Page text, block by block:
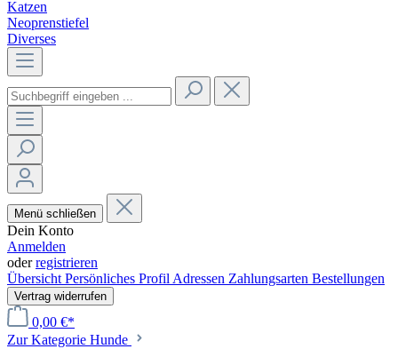
Katzen
Neoprenstiefel
Diverses
Menü schließen
Dein Konto
Anmelden
oderregistrieren
Übersicht Persönliches Profil Adressen Zahlungsarten Bestellungen
Vertrag widerrufen
0,00 €*
Zur Kategorie Hunde